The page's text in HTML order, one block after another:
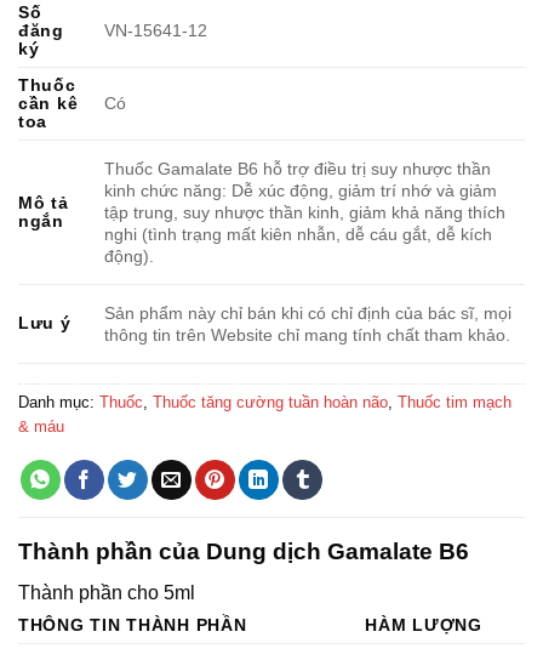
Số
đăng
ký
VN-15641-12
Thuốc
cần kê
toa
Có
Mô tả
ngắn
Thuốc Gamalate B6 hỗ trợ điều trị suy nhược thần
kinh chức năng: Dễ xúc động, giảm trí nhớ và giảm
tập trung, suy nhược thần kinh, giảm khả năng thích
nghi (tình trạng mất kiên nhẫn, dễ cáu gắt, dễ kích
động).
Lưu ý
Sản phẩm này chỉ bán khi có chỉ định của bác sĩ, mọi
thông tin trên Website chỉ mang tính chất tham khảo.
Danh mục: Thuốc Thuốc tăng cường tuần hoàn não Thuốc tim mạch
& máu
Thành phần của Dung dịch Gamalate B6
Thành phần cho 5ml
THÔNG TIN THÀNH PHẦN HÀM LƯỢNG